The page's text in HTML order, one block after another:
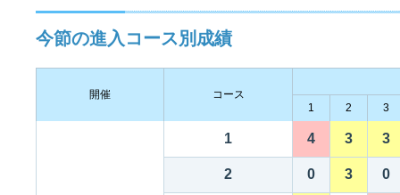
今節の進入コース別成績
開催 コース
1 2 3
1 4 3 3
2 0 3 0